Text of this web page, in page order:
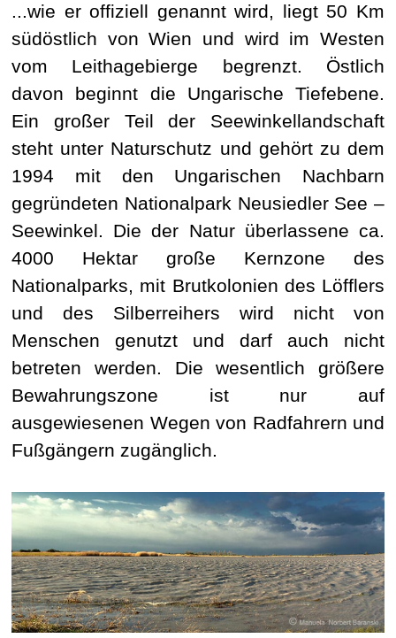
...wie er offiziell genannt wird, liegt 50 Km
südöstlich von Wien und wird im Westen
vom Leithagebierge begrenzt. Östlich
davon beginnt die Ungarische Tiefebene.
Ein großer Teil der Seewinkellandschaft
steht unter Naturschutz und gehört zu dem
1994 mit den Ungarischen Nachbarn
gegründeten Nationalpark Neusiedler See –
Seewinkel. Die der Natur überlassene ca.
4000 Hektar große Kernzone des
Nationalparks, mit Brutkolonien des Löfflers
und des Silberreihers wird nicht von
Menschen genutzt und darf auch nicht
betreten werden. Die wesentlich größere
Bewahrungszone ist nur auf
ausgewiesenen Wegen von Radfahrern und
Fußgängern zugänglich.